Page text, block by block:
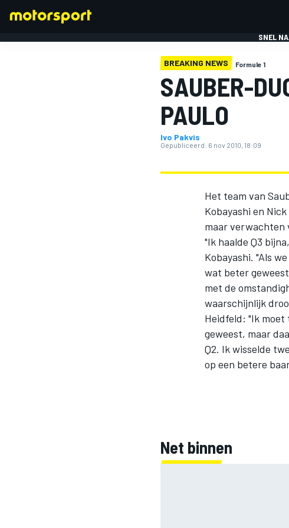
SNEL
BREAKING NEWS Formule 1
SAUBER-
PAULO
Ivo Pakvis
Gepubliceerd: 6 nov 2010, 18:09
Het team van
Kobayashi en
maar verwachten
"Ik haalde Q3
Kobayashi. "Als
wat beter
met de
waarschijnlijk
Heidfeld: "Ik
geweest, maar
Q2. Ik wisselde
op een betere
Net binnen